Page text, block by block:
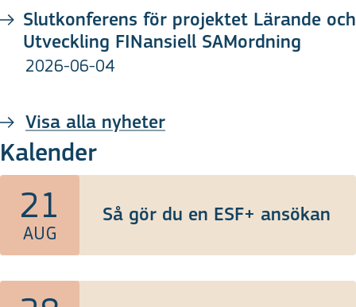
Slutkonferens för projektet Lärande och
Utveckling FINansiell SAMordning
2026-06-04
Visa alla nyheter
Kalender
21
AUG
Så gör du en ESF+ ansökan